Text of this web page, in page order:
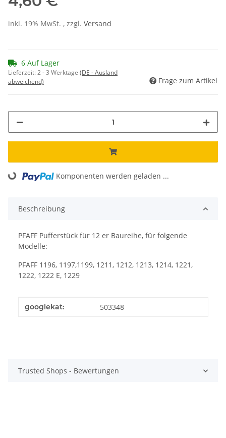
inkl. 19% MwSt. , zzgl. Versand
6 Auf Lager
Lieferzeit:2 - 3 Werktage (DE - Ausland
abweichend)
Frage zum Artikel
Loading... Komponenten werden geladen ...
Beschreibung
PFAFF Pufferstück für 12 er Baureihe, für folgende
Modelle:
PFAFF 1196, 1197,1199, 1211, 1212, 1213, 1214, 1221,
1222, 1222 E, 1229
Produkteigenschaft
Wert
googlekat: 503348
Trusted Shops - Bewertungen